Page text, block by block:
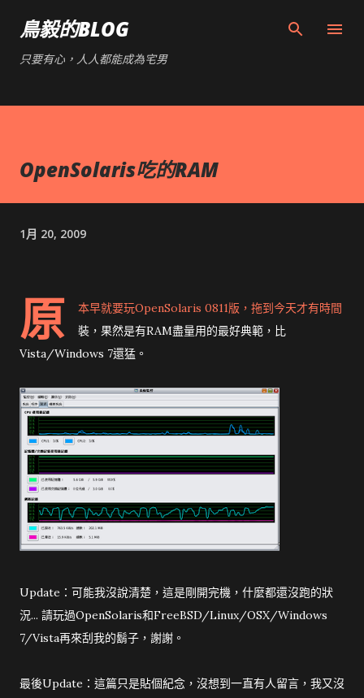
鳥毅的BLOG
只要有心，人人都能成為宅男
OpenSolaris吃的RAM
1月 20, 2009
原
本早就要玩OpenSolaris 0811版，拖到今天才有時間
裝，果然是有RAM盡量用的最好典範，比
Vista/Windows 7還猛。
Update：可能我沒說清楚，這是剛開完機，什麼都還沒跑的狀
況... 請玩過OpenSolaris和FreeBSD/Linux/OSX/Windows
7/Vista再來刮我的鬍子，謝謝。
最後Update：這篇只是貼個紀念，沒想到一直有人留言，我又沒